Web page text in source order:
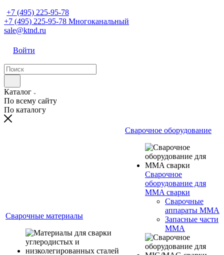
+7 (495) 225-95-78
+7 (495) 225-95-78 Многоканальный
sale@ktnd.ru
Войти
Каталог
По всему сайту
По каталогу
Сварочные материалы
Сварочное оборудование
Сварочное
оборудование для
MMA сварки
Сварочные
аппараты MMA
Запасные части
MMA